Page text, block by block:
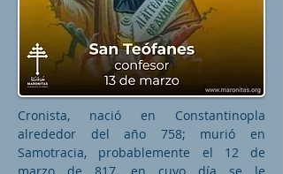
Cronista, nació en Constantinopla
alrededor del año 758; murió en
Samotracia, probablemente el 12 de